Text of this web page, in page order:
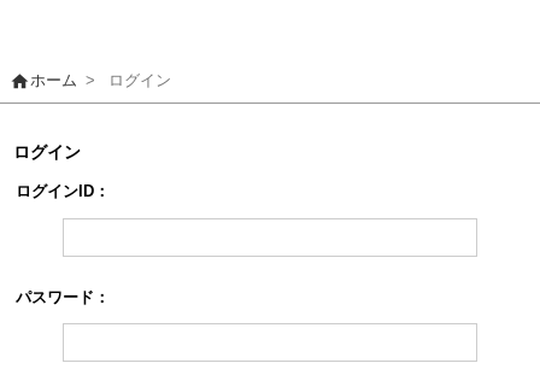
homeホーム > ログイン
ログイン
ログインID：
パスワード：